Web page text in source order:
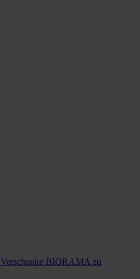
Verschenke BIORAMA zu